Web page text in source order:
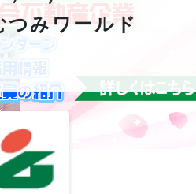
つみワールド